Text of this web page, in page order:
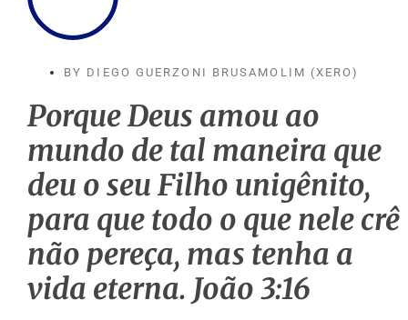
BY DIEGO GUERZONI BRUSAMOLIM (XERO)
Porque Deus amou ao
mundo de tal maneira que
deu o seu Filho unigênito,
para que todo o que nele crê
não pereça, mas tenha a
vida eterna. João 3:16